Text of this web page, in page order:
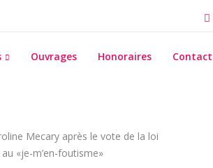
Ouvrages Honoraires Contact
Mecary après le vote de la loi
«je-m’en-foutisme»